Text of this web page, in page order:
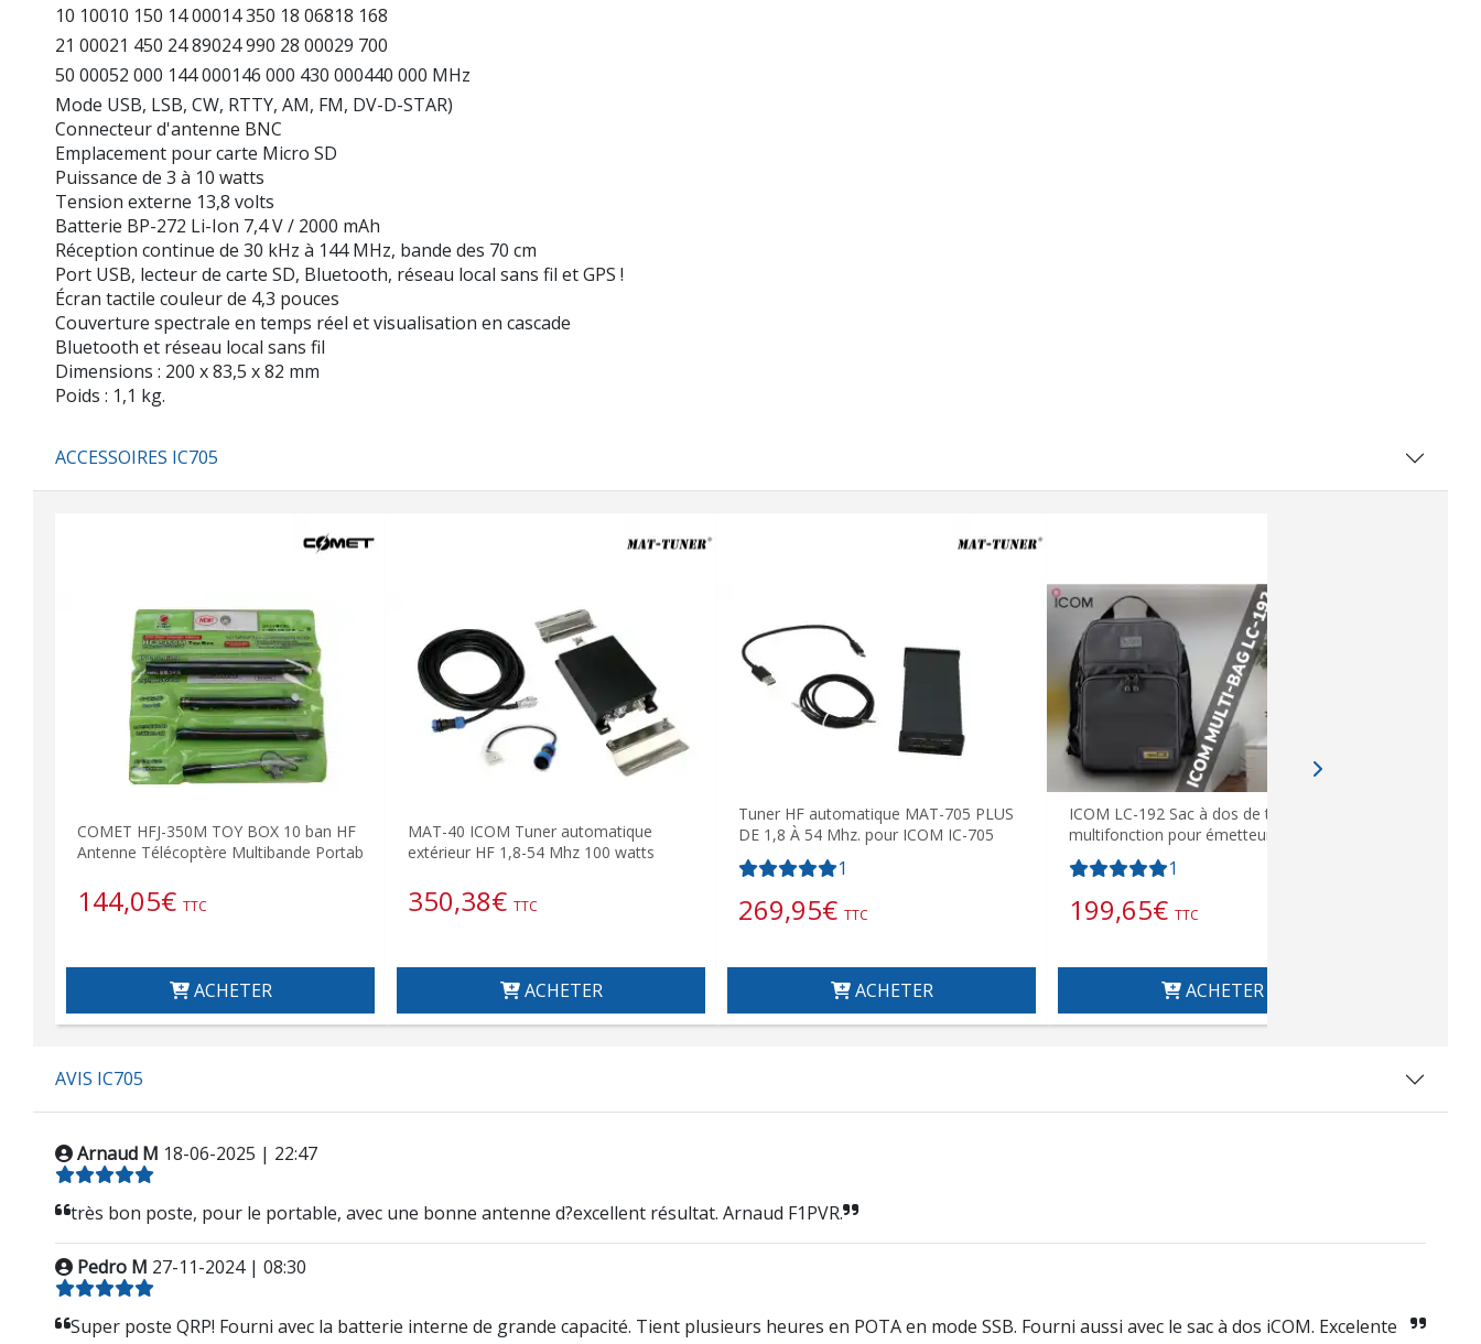
10 10010 150 14 00014 350 18 06818 168
21 00021 450 24 89024 990 28 00029 700
50 00052 000 144 000146 000 430 000440 000 MHz
Mode USB, LSB, CW, RTTY, AM, FM, DV-D-STAR)
Connecteur d'antenne BNC
Emplacement pour carte Micro SD
Puissance de 3 à 10 watts
Tension externe 13,8 volts
Batterie BP-272 Li-Ion 7,4 V / 2000 mAh
Réception continue de 30 kHz à 144 MHz, bande des 70 cm
Port USB, lecteur de carte SD, Bluetooth, réseau local sans fil et GPS !
Écran tactile couleur de 4,3 pouces
Couverture spectrale en temps réel et visualisation en cascade
Bluetooth et réseau local sans fil
Dimensions : 200 x 83,5 x 82 mm
Poids : 1,1 kg.
ACCESSOIRES IC705
COMET HFJ-350M TOY BOX 10 ban HF
Antenne Télécoptère Multibande Portab
144,05€ TTC
ACHETER
MAT-40 ICOM Tuner automatique
extérieur HF 1,8-54 Mhz 100 watts
350,38€ TTC
ACHETER
Tuner HF automatique MAT-705 PLUS
DE 1,8 À 54 Mhz. pour ICOM IC-705
1
269,95€ TTC
ACHETER
ICOM LC-192 Sac à dos de transport
multifonction pour émetteur IC-705
1
199,65€ TTC
ACHETER
AVIS IC705
Arnaud M 18-06-2025 | 22:47
très bon poste, pour le portable, avec une bonne antenne d?excellent résultat. Arnaud F1PVR.
Pedro M 27-11-2024 | 08:30
Super poste QRP! Fourni avec la batterie interne de grande capacité. Tient plusieurs heures en POTA en mode SSB. Fourni aussi avec le sac à dos iCOM. Excelente